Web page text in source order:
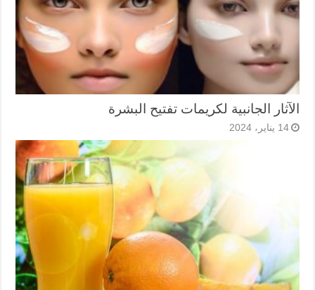
الآثار الجانبية لكريمات تفتيح البشرة
14 يناير، 2024